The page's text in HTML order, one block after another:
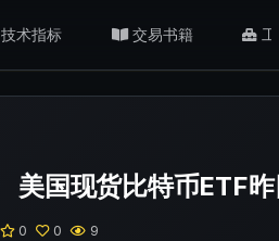
技术指标 交易书籍 工
美国现货比特币ETF
0 0 9